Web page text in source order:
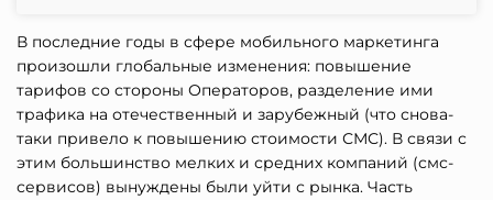
В последние годы в сфере мобильного маркетинга
произошли глобальные изменения: повышение
тарифов со стороны Операторов, разделение ими
трафика на отечественный и зарубежный (что снова-
таки привело к повышению стоимости СМС). В связи с
этим большинство мелких и средних компаний (смс-
сервисов) вынуждены были уйти с рынка. Часть